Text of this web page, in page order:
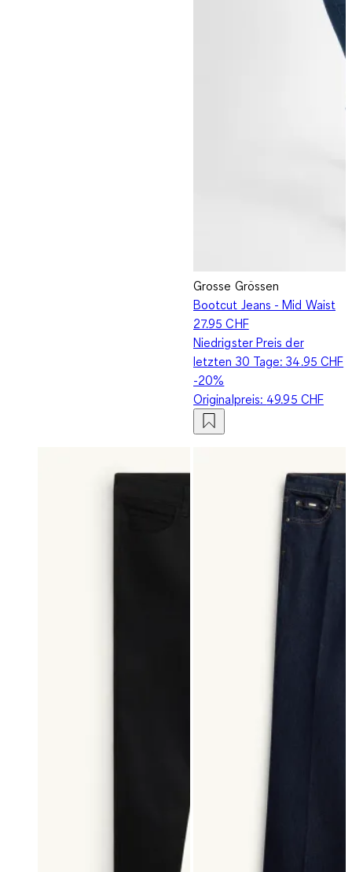
Grosse Grössen
Bootcut Jeans - Mid Waist
27.95 CHF
Niedrigster Preis der
letzten 30 Tage:34.95 CHF
-20%
Originalpreis: 49.95 CHF